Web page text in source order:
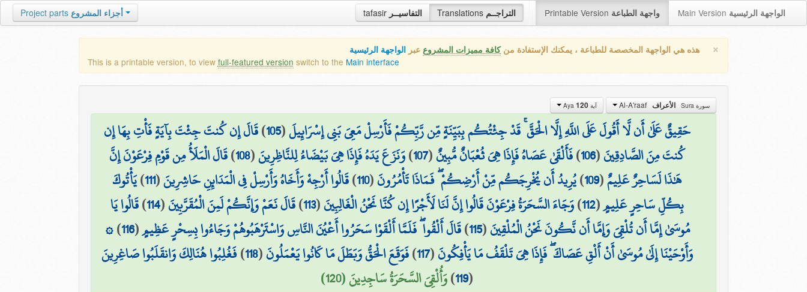
tafasir التفاسيــر Translations التراجــم Printable Version واجهة الطباعة Main Version الواجهة الرئيسية Project parts أجزاء المشروع
× هذه هي الواجهة المخصصة للطباعة ، يمكنك الإستفادة منكافة مميزات المشروع عبر الواجهة الرئيسية
This is a printable version, to view full-featured version switch to the Main interface
سورة Sura الأعراف آية Aya 120
حَقِيقٌ عَلَىٰ أَن لَّا أَقُولَ عَلَى اللَّهِ إِلَّا الْحَقَّ ۚ قَدْ جِئْتُكُم بِبَيِّنَةٍ مِّن رَّبِّكُمْ فَأَرْسِلْ مَعِيَ بَنِي إِسْرَائِيلَ(
105
)قَالَ إِن كُنتَ جِئْتَ بِآيَةٍ فَأْتِ بِهَا إِن
كُنتَ مِنَ الصَّادِقِينَ(
106
)فَأَلْقَىٰ عَصَاهُ فَإِذَا هِيَ ثُعْبَانٌ مُّبِينٌ(
107
)وَنَزَعَ يَدَهُ فَإِذَا هِيَ بَيْضَاءُ لِلنَّاظِرِينَ(
108
)قَالَ الْمَلَأُ مِن قَوْمِ فِرْعَوْنَ إِنَّ
هَٰذَا لَسَاحِرٌ عَلِيمٌ(
109
)يُرِيدُ أَن يُخْرِجَكُم مِّنْ أَرْضِكُمْ ۖ فَمَاذَا تَأْمُرُونَ(
110
)قَالُوا أَرْجِهْ وَأَخَاهُ وَأَرْسِلْ فِي الْمَدَائِنِ حَاشِرِينَ(
111
)يَأْتُوكَ
بِكُلِّ سَاحِرٍ عَلِيمٍ(
112
)وَجَاءَ السَّحَرَةُ فِرْعَوْنَ قَالُوا إِنَّ لَنَا لَأَجْرًا إِن كُنَّا نَحْنُ الْغَالِبِينَ(
113
)قَالَ نَعَمْ وَإِنَّكُمْ لَمِنَ الْمُقَرَّبِينَ(
114
)قَالُوا يَا
مُوسَىٰ إِمَّا أَن تُلْقِيَ وَإِمَّا أَن نَّكُونَ نَحْنُ الْمُلْقِينَ(
115
)قَالَ أَلْقُوا ۖ فَلَمَّا أَلْقَوْا سَحَرُوا أَعْيُنَ النَّاسِ وَاسْتَرْهَبُوهُمْ وَجَاءُوا بِسِحْرٍ عَظِيمٍ(
116
)۞
وَأَوْحَيْنَا إِلَىٰ مُوسَىٰ أَنْ أَلْقِ عَصَاكَ ۖ فَإِذَا هِيَ تَلْقَفُ مَا يَأْفِكُونَ(
117
)فَوَقَعَ الْحَقُّ وَبَطَلَ مَا كَانُوا يَعْمَلُونَ(
118
)فَغُلِبُوا هُنَالِكَ وَانقَلَبُوا صَاغِرِينَ
(
119
)وَأُلْقِيَ السَّحَرَةُ سَاجِدِينَ (120)